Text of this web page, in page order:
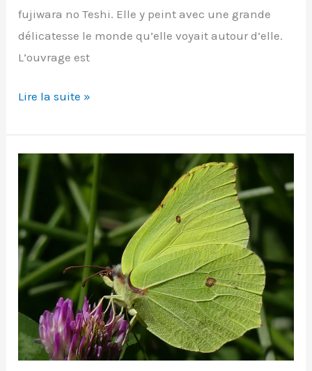
fujiwara no Teshi. Elle y peint avec une grande
délicatesse le monde qu’elle voyait autour d’elle.
L’ouvrage est
«
de
chevet
de
Sei
Shônagon.
Lire la suite »